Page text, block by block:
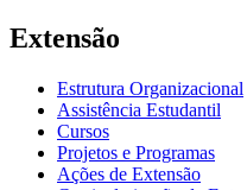
Extensão
Estrutura Organizacional
Assistência Estudantil
Cursos
Projetos e Programas
Ações de Extensão